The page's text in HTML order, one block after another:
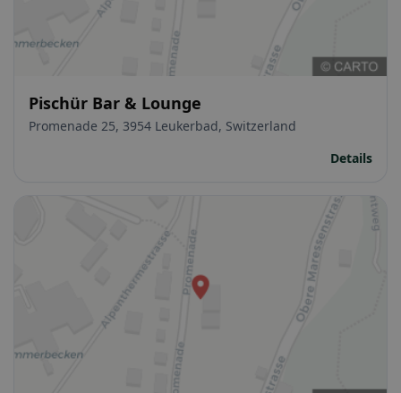
Pischür Bar & Lounge
Promenade 25, 3954 Leukerbad, Switzerland
Details